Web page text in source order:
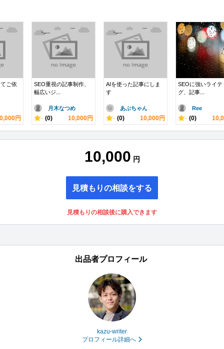
ご依
円
SEO重視の記事制作、
幅広いジ...
月木なつめ
- (0) 10,000円
AIを使った記事にしま
す
あぶちゃん
- (0) 10,000円
SEOに強いライテ
グ、記事...
Ree
- (0)
10,000 円
見積もりの相談をする
見積もりの相談後に購入できます
出品者プロフィール
kazu-writer
プロフィール詳細へ